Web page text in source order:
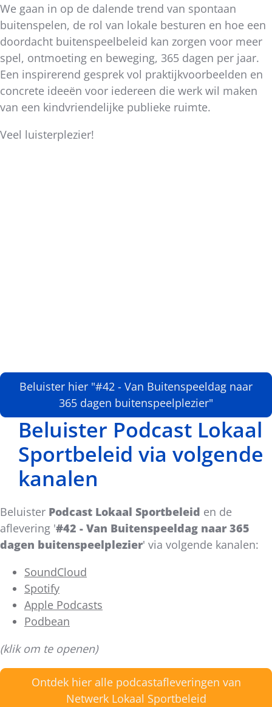
We gaan in op de dalende trend van spontaan
buitenspelen, de rol van lokale besturen en hoe een
doordacht buitenspeelbeleid kan zorgen voor meer
spel, ontmoeting en beweging, 365 dagen per jaar.
Een inspirerend gesprek vol praktijkvoorbeelden en
concrete ideeën voor iedereen die werk wil maken
van een kindvriendelijke publieke ruimte.
Veel luisterplezier!
Beluister hier "#42 - Van Buitenspeeldag naar
365 dagen buitenspeelplezier"
Beluister Podcast Lokaal
Sportbeleid via volgende
kanalen
Beluister Podcast Lokaal Sportbeleid en de
aflevering '#42 - Van Buitenspeeldag naar 365
dagen buitenspeelplezier' via volgende kanalen:
SoundCloud
Spotify
Apple Podcasts
Podbean
(klik om te openen)
Ontdek hier alle podcastafleveringen van
Netwerk Lokaal Sportbeleid